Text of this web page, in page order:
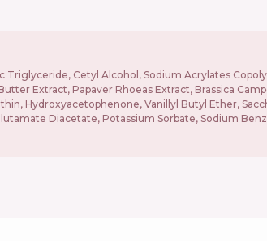
Triglyceride, Cetyl Alcohol, Sodium Acrylates
Extract, Papaver Rhoeas Extract, Brassica
Hydroxyacetophenone, Vanillyl Butyl Ether,
Diacetate, Potassium Sorbate, Sodium